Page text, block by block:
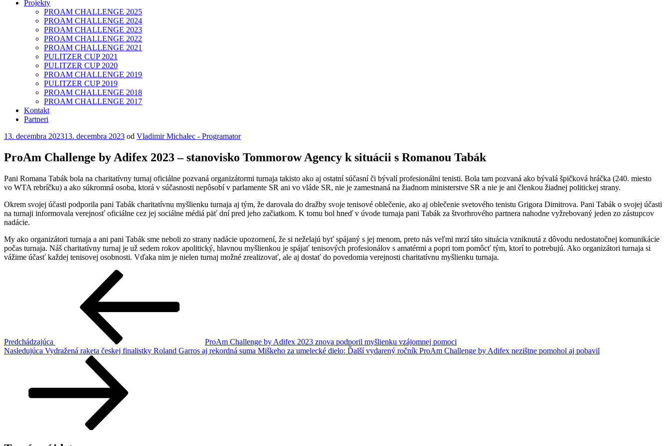
Projekty
PROAM CHALLENGE 2025
PROAM CHALLENGE 2024
PROAM CHALLENGE 2023
PROAM CHALLENGE 2022
PROAM CHALLENGE 2021
PULITZER CUP 2021
PULITZER CUP 2020
PROAM CHALLENGE 2019
PULITZER CUP 2019
PROAM CHALLENGE 2018
PROAM CHALLENGE 2017
Kontakt
Partneri
Publikované
13. decembra 202313. decembra 2023 od Vladimir Michalec - Programator
ProAm Challenge by Adifex 2023 – stanovisko Tommorow Agency k situácii s Romanou Tabák
Pani Romana Tabák bola na charitatívny turnaj oficiálne pozvaná organizátormi turnaja takisto ako aj ostatní súčasní či bývalí profesionálni tenisti. Bola tam pozvaná ako bývalá špičková hráčka (240. miesto
vo WTA rebríčku) a ako súkromná osoba, ktorá v súčasnosti nepôsobí v parlamente SR ani vo vláde SR, nie je zamestnaná na žiadnom ministerstve SR a nie je ani členkou žiadnej politickej strany.
Okrem svojej účasti podporila pani Tabák charitatívnu myšlienku turnaja aj tým, že darovala do dražby svoje tenisové oblečenie, ako aj oblečenie svetového tenistu Grigora Dimitrova. Pani Tabák o svojej účasti
na turnaji informovala verejnosť oficiálne cez jej sociálne médiá päť dní pred jeho začiatkom. K tomu bol hneď v úvode turnaja pani Tabák za štvorhrového partnera nahodne vyžrebovaný jeden zo zástupcov
nadácie.
My ako organizátori turnaja a ani pani Tabák sme neboli zo strany nadácie upozornení, že si neželajú byť spájaný s jej menom, preto nás veľmi mrzí táto situácia vzniknutá z dôvodu nedostatočnej komunikácie
počas turnaja. Náš charitatívny turnaj je už sedem rokov apolitický, hlavnou myšlienkou je spájať tenisových profesionálov s amatérmi a popri tom pomôcť tým, ktorí to potrebujú. Ako organizátori turnaja si
vážime účasť každej tenisovej osobnosti. Vďaka nim je nielen turnaj možné zrealizovať, ale aj dostať do povedomia verejnosti charitatívnu myšlienku turnaja.
Predchádzajúca
ProAm Challenge by Adifex 2023 znova podporil myšlienku vzájomnej pomoci
Ďalší
Nasledujúca Vydražená raketa českej finalistky Roland Garros aj rekordná suma Miškeho za umelecké dielo: Ďalší vydarený ročník ProAm Challenge by Adifex nezištne pomohol aj pobavil